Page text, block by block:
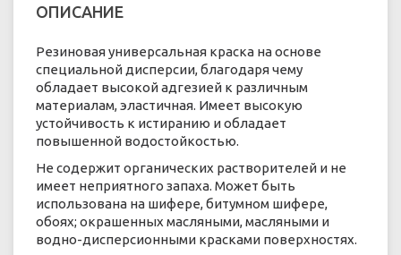
ОПИСАНИЕ
Резиновая универсальная краска на основе
специальной дисперсии, благодаря чему
обладает высокой адгезией к различным
материалам, эластичная. Имеет высокую
устойчивость к истиранию и обладает
повышенной водостойкостью.
Не содержит органических растворителей и не
имеет неприятного запаха. Может быть
использована на шифере, битумном шифере,
обоях; окрашенных масляными, масляными и
водно-дисперсионными красками поверхностях.